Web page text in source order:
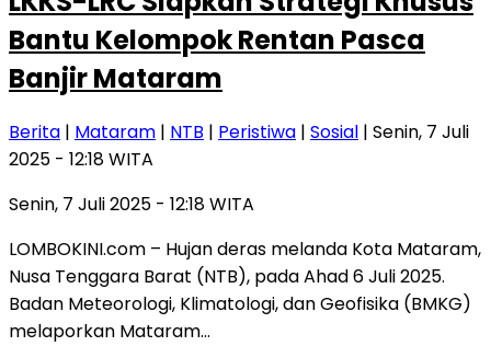
Bantu Kelompok Rentan Pasca
Banjir Mataram
Berita | Mataram | NTB | Peristiwa | Sosial | Senin, 7 Juli
2025 - 12:18 WITA
Senin, 7 Juli 2025 - 12:18 WITA
LOMBOKINI.com – Hujan deras melanda Kota Mataram,
Nusa Tenggara Barat (NTB), pada Ahad 6 Juli 2025.
Badan Meteorologi, Klimatologi, dan Geofisika (BMKG)
melaporkan Mataram…